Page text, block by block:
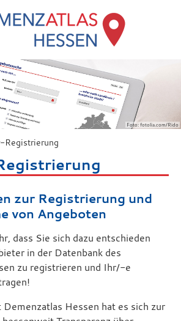
Foto: fotolia.com/Rido
Registrierung
zur Registrierung und
von Angeboten
dass Sie sich dazu entschieden
in der Datenbank des
zu registrieren und Ihr/-e
Hessen hat es sich zur